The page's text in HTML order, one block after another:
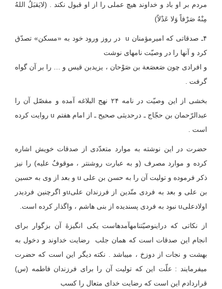
مردم بر او باد و خداوند هیچ عملی را از او قبول نکند . (لایَقبَلُ اللهُ
مِنْهُ صَرْفاً وَلا عَدْلاً)
۴ـ صدقاتی که امیرمؤمنان u در روز ورود خود به «مسکن» تصدّق
کرد و آنها را در وصیّت نامه‏ای نوشت
و افرادی چون صَعصَعة بن صَوْحان ، یزیدبن قیس و … را بر آن گواه
گرفت .
بخشی از این وصیّت در نامه ۲۴ نهج البلاغه آمده و مفصّل آن را
عبدالرّحمان بن حجّاج ـ درحدیثی صحیح ـ از امام هفتم u روایت کرده
است .
حضرت در این نوشته به موارد متعدّدی از صدقات خویش اشاره
کرده و موارد مصرف (و به عبارت روشنتر ، موقوفٌ علیه) را نیز
ذکر فرموده و تولیت آن را به حسن بن علی u و بعد از وی به حسین
بن علی و بعد به فردی متّدین از فرزندان علیuو اگر‏چنین فردی‏در
اولادعلیu نبود به فردی پسندیده از بنی هاشم ، واگذار کرده است.
از نکاتی که در‏این‏وصیّت‏نامه‏آمده‏است یکی انگیزۀ آن بزگوار برای
انجام این صدقات است که همان جلب رضایت خداوند و دخول به
بهشت و نجات از دوزخ ، می‏باشد . نکته دیگر این است که حضرت
می‏فرمایند : علّت این که تولیت آن را برای فرزندان فاطمه (س)
قراردادم این است که رضایت خدای متعال را کسب